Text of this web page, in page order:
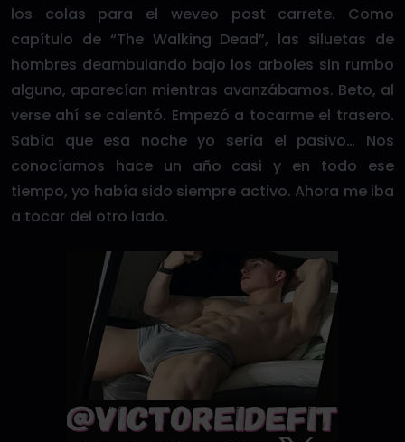
los colas para el weveo post carrete. Como
capítulo de “The Walking Dead”, las siluetas de
hombres deambulando bajo los arboles sin rumbo
alguno, aparecían mientras avanzábamos. Beto, al
verse ahí se calentó. Empezó a tocarme el trasero.
Sabía que esa noche yo sería el pasivo… Nos
conocíamos hace un año casi y en todo ese
tiempo, yo había sido siempre activo. Ahora me iba
a tocar del otro lado.